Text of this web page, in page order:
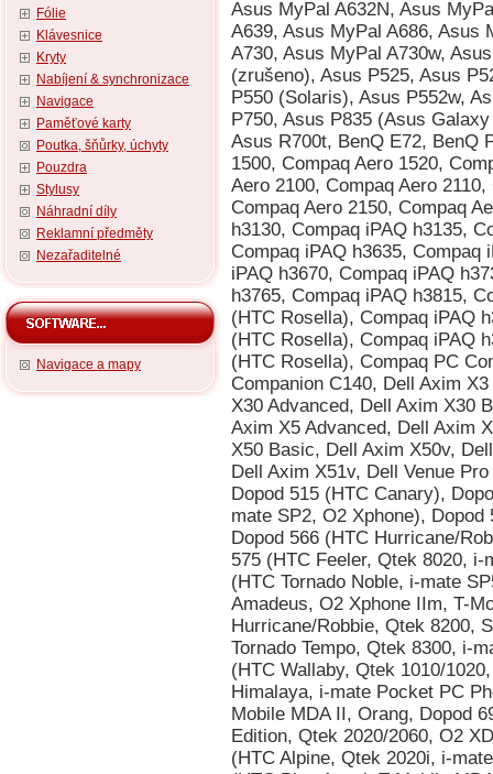
Fólie
Klávesnice
Kryty
Nabíjení & synchronizace
Navigace
Paměťové karty
Poutka, šňůrky, úchyty
Pouzdra
Stylusy
Náhradní díly
Reklamní předměty
Nezařaditelné
Navigace a mapy